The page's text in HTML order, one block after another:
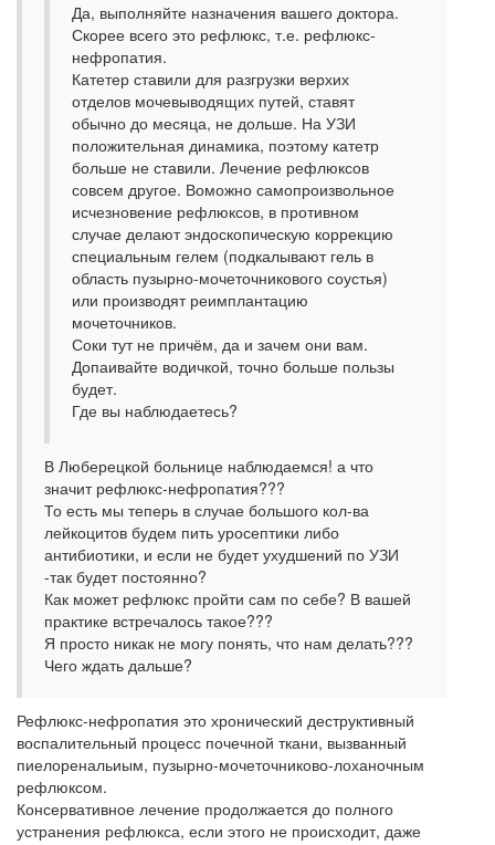
Да, выполняйте назначения вашего доктора.
Скорее всего это рефлюкс, т.е. рефлюкс-
нефропатия.
Катетер ставили для разгрузки верхих
отделов мочевыводящих путей, ставят
обычно до месяца, не дольше. На УЗИ
положительная динамика, поэтому катетр
больше не ставили. Лечение рефлюксов
совсем другое. Воможно самопроизвольное
исчезновение рефлюксов, в противном
случае делают эндоскопическую коррекцию
специальным гелем (подкалывают гель в
область пузырно-мочеточникового соустья)
или производят реимплантацию
мочеточников.
Соки тут не причём, да и зачем они вам.
Допаивайте водичкой, точно больше пользы
будет.
Где вы наблюдаетесь?
В Люберецкой больнице наблюдаемся! а что
значит рефлюкс-нефропатия???
То есть мы теперь в случае большого кол-ва
лейкоцитов будем пить уросептики либо
антибиотики, и если не будет ухудшений по УЗИ
-так будет постоянно?
Как может рефлюкс пройти сам по себе? В вашей
практике встречалось такое???
Я просто никак не могу понять, что нам делать???
Чего ждать дальше?
Рефлюкс-нефропатия это хронический деструктивный
воспалительный процесс почечной ткани, вызванный
пиелоренальиым, пузырно-мочеточниково-лоханочным
рефлюксом.
Консервативное лечение продолжается до полного
устранения рефлюкса, если этого не происходит, даже